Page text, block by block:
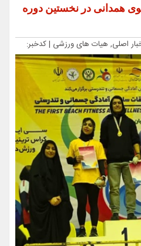
همدانی در نخستین دوره
اصلی, هیات های ورزشی | کدخبر: